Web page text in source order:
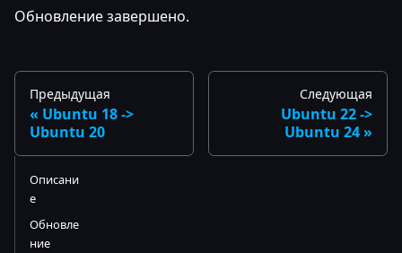
Обновление завершено.
Предыдущая
Ubuntu 18 ->
Ubuntu 20
Следующая
Ubuntu 22 ->
Ubuntu 24
Описани
е
Обновле
ние